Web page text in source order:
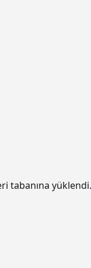
tabanına yüklendi.